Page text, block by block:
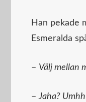
Han pekade
Esmeralda
– Välj mellan
–Jaha?